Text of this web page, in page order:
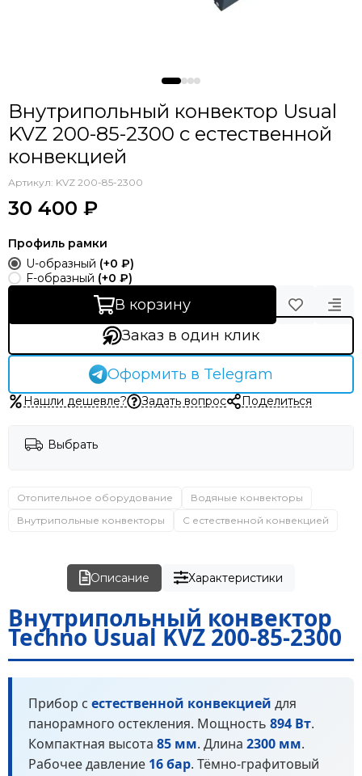
Внутрипольный конвектор Usual
KVZ 200-85-2300 с естественной
конвекцией
Артикул: KVZ 200-85-2300
30 400 ₽
Профиль рамки
U-образный (+0 ₽)
F-образный (+0 ₽)
В корзину
Заказ в один клик
Оформить в Telegram
Нашли дешевле? Задать вопрос Поделиться
Выбрать
Отопительное оборудование
Водяные конвекторы
Внутрипольные конвекторы
С естественной конвекцией
Описание Характеристики
Внутрипольный конвектор
Techno Usual KVZ 200-85-2300
Прибор с естественной конвекцией для
панорамного остекления. Мощность 894 Вт.
Компактная высота 85 мм. Длина 2300 мм.
Рабочее давление 16 бар. Тёмно-графитовый